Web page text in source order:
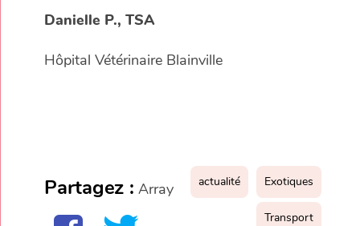
Danielle P., TSA
Hôpital Vétérinaire Blainville
Partagez : Array actualité Exotiques
Transport